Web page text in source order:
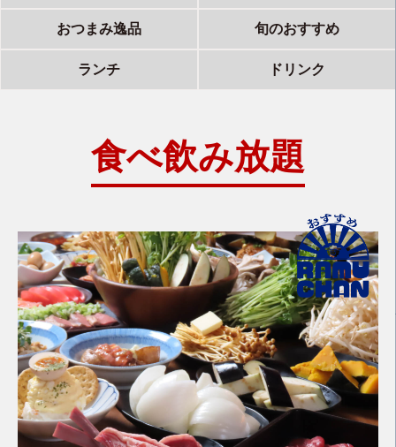
おつまみ逸品 旬のおすすめ
ランチ ドリンク
食べ飲み放題